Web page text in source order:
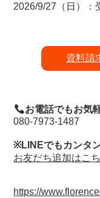
2026/9/27（日）：
資料請
お電話でもお気
080-7973-1487
※LINEでもカンタ
お友だち追加はこ
https://